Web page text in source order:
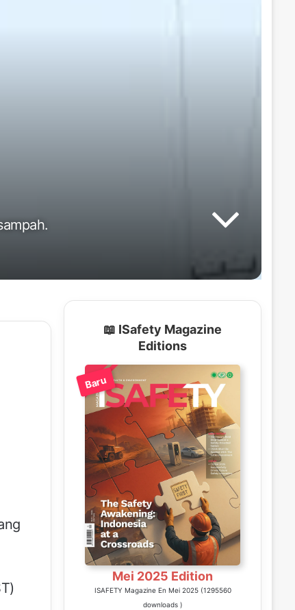
📖 ISafety Magazine
Editions
Baru
Mei 2025 Edition
ISAFETY Magazine En Mei 2025 (1295560
downloads )